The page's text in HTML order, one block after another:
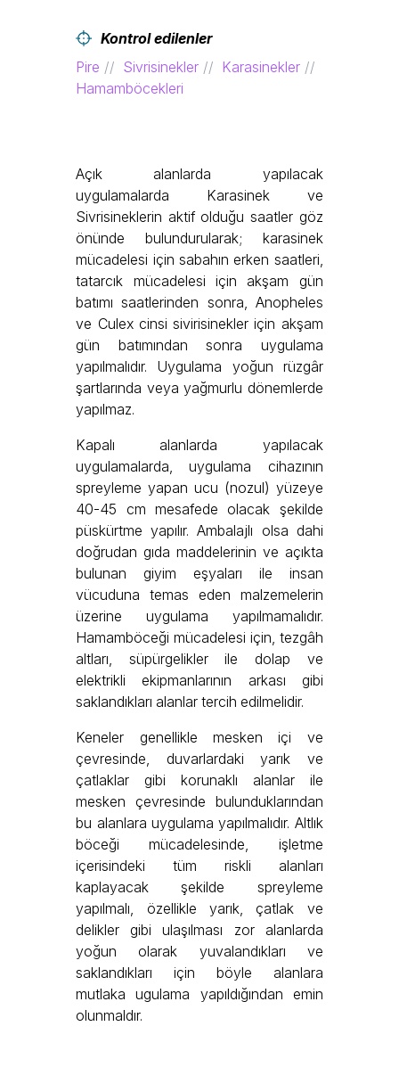
Kontrol edilenler
Pire
Sivrisinekler
Karasinekler
Hamamböcekleri
Açık alanlarda yapılacak
uygulamalarda Karasinek ve
Sivrisineklerin aktif olduğu saatler göz
önünde bulundurularak; karasinek
mücadelesi için sabahın erken saatleri,
tatarcık mücadelesi için akşam gün
batımı saatlerinden sonra, Anopheles
ve Culex cinsi sivirisinekler için akşam
gün batımından sonra uygulama
yapılmalıdır. Uygulama yoğun rüzgâr
şartlarında veya yağmurlu dönemlerde
yapılmaz.
Kapalı alanlarda yapılacak
uygulamalarda, uygulama cihazının
spreyleme yapan ucu (nozul) yüzeye
40-45 cm mesafede olacak şekilde
püskürtme yapılır. Ambalajlı olsa dahi
doğrudan gıda maddelerinin ve açıkta
bulunan giyim eşyaları ile insan
vücuduna temas eden malzemelerin
üzerine uygulama yapılmamalıdır.
Hamamböceği mücadelesi için, tezgâh
altları, süpürgelikler ile dolap ve
elektrikli ekipmanlarının arkası gibi
saklandıkları alanlar tercih edilmelidir.
Keneler genellikle mesken içi ve
çevresinde, duvarlardaki yarık ve
çatlaklar gibi korunaklı alanlar ile
mesken çevresinde bulunduklarından
bu alanlara uygulama yapılmalıdır. Altlık
böceği mücadelesinde, işletme
içerisindeki tüm riskli alanları
kaplayacak şekilde spreyleme
yapılmalı, özellikle yarık, çatlak ve
delikler gibi ulaşılması zor alanlarda
yoğun olarak yuvalandıkları ve
saklandıkları için böyle alanlara
mutlaka ugulama yapıldığından emin
olunmaldır.